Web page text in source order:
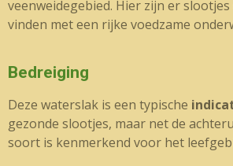
veenweidegebied. Hier zijn er
vinden met een rijke voedzame
Bedreiging
Deze waterslak is een typische
gezonde slootjes, maar net de
soort is kenmerkend voor het